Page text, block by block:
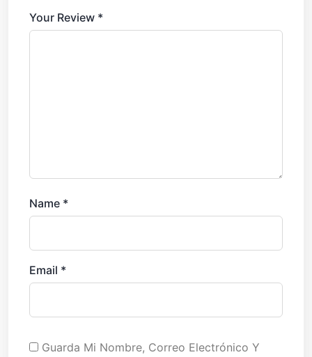
Your Review *
Name *
Email *
Guarda Mi Nombre, Correo Electrónico Y